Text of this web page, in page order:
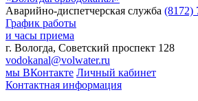
Аварийно-диспетчерская служба (8172)
График работы
и часы приема
г. Вологда, Советский проспект 128
vodokanal@volwater.ru
мы ВКонтакте Личный кабинет
Контактная информация